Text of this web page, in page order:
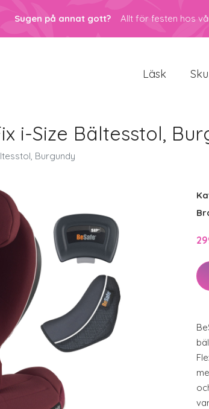
Sugen på annat gott? Allt för festen hos
Läsk
i-Size Bältesstol,
Burgundy